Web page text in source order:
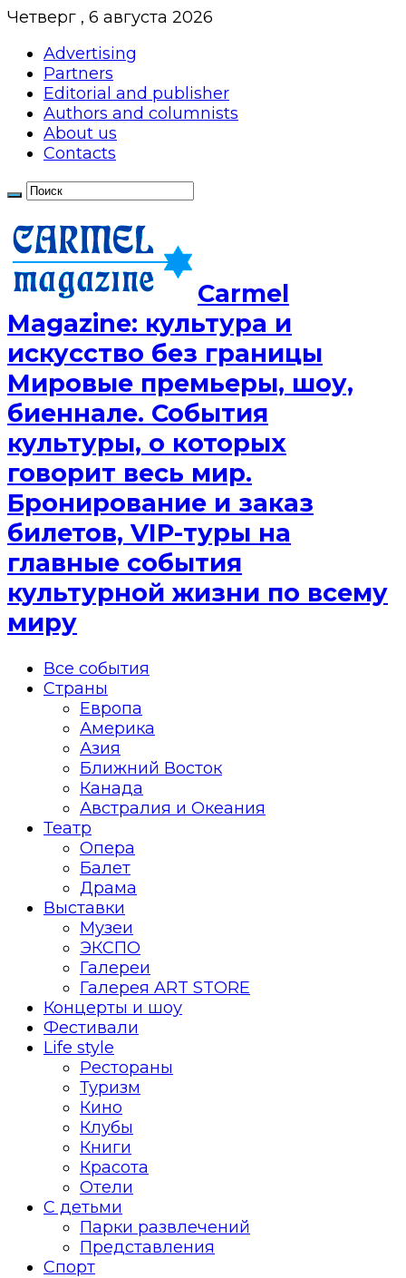
Четверг , 6 августа 2026
Advertising
Partners
Editorial and publisher
Authors and columnists
About us
Contacts
Сarmel
Magazine: культура и
искусство без границы
Мировые премьеры, шоу,
биеннале. События
культуры, о которых
говорит весь мир.
Бронирование и заказ
билетов, VIP-туры на
главные события
культурной жизни по всему
миру
Все события
Страны
Европа
Америка
Азия
Ближний Восток
Канада
Австралия и Океания
Театр
Опера
Балет
Драма
Выставки
Музеи
ЭКСПО
Галереи
Галерея ART STORE
Концерты и шоу
Фестивали
Life style
Рестораны
Туризм
Кино
Клубы
Книги
Красота
Отели
С детьми
Парки развлечений
Представления
Спорт